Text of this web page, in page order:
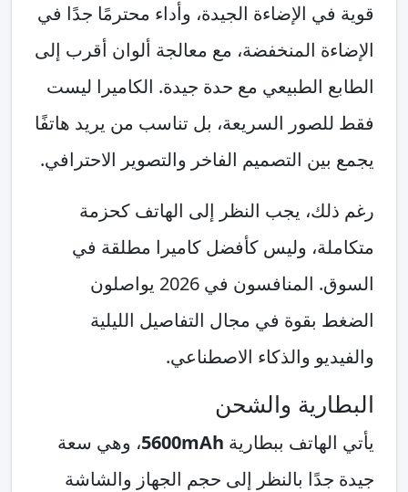
قوية في الإضاءة الجيدة، وأداء محترمًا جدًا في
الإضاءة المنخفضة، مع معالجة ألوان أقرب إلى
الطابع الطبيعي مع حدة جيدة. الكاميرا ليست
فقط للصور السريعة، بل تناسب من يريد هاتفًا
يجمع بين التصميم الفاخر والتصوير الاحترافي.
رغم ذلك، يجب النظر إلى الهاتف كحزمة
متكاملة، وليس كأفضل كاميرا مطلقة في
السوق. المنافسون في 2026 يواصلون
الضغط بقوة في مجال التفاصيل الليلية
والفيديو والذكاء الاصطناعي.
البطارية والشحن
يأتي الهاتف ببطارية 5600mAh، وهي سعة
جيدة جدًا بالنظر إلى حجم الجهاز والشاشة